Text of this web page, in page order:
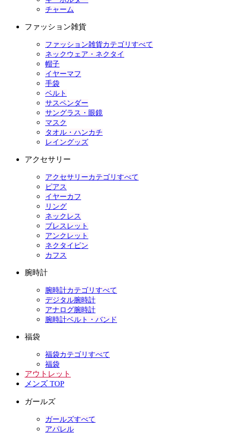
チャーム
ファッション雑貨
ファッション雑貨カテゴリすべて
ネックウェア・ネクタイ
帽子
イヤーマフ
手袋
ベルト
サスペンダー
サングラス・眼鏡
マスク
タオル・ハンカチ
レイングッズ
アクセサリー
アクセサリーカテゴリすべて
ピアス
イヤーカフ
リング
ネックレス
ブレスレット
アンクレット
ネクタイピン
カフス
腕時計
腕時計カテゴリすべて
デジタル腕時計
アナログ腕時計
腕時計ベルト・バンド
福袋
福袋カテゴリすべて
福袋
アウトレット
メンズ TOP
ガールズ
ガールズすべて
アパレル